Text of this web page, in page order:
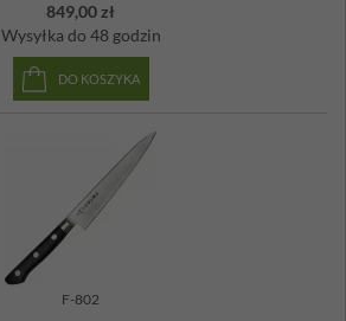
849,00 zł
Wysyłka do 48 godzin
DO KOSZYKA
F-802